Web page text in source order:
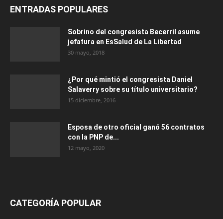
ENTRADAS POPULARES
Sobrino del congresista Becerril asume
jefatura en EsSalud de La Libertad
30 mayo, 2018
¿Por qué mintió el congresista Daniel
Salaverry sobre su título universitario?
15 diciembre, 2016
Esposa de otro oficial ganó 56 contratos
con la PNP de...
12 mayo, 2020
CATEGORÍA POPULAR